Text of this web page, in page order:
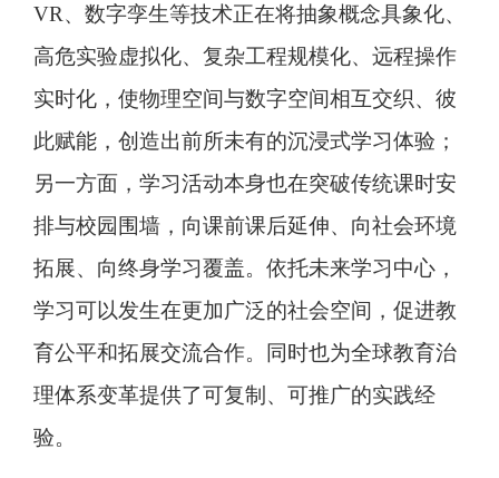
VR、数字孪生等技术正在将抽象概念具象化、
高危实验虚拟化、复杂工程规模化、远程操作
实时化，使物理空间与数字空间相互交织、彼
此赋能，创造出前所未有的沉浸式学习体验；
另一方面，学习活动本身也在突破传统课时安
排与校园围墙，向课前课后延伸、向社会环境
拓展、向终身学习覆盖。依托未来学习中心，
学习可以发生在更加广泛的社会空间，促进教
育公平和拓展交流合作。同时也为全球教育治
理体系变革提供了可复制、可推广的实践经
验。